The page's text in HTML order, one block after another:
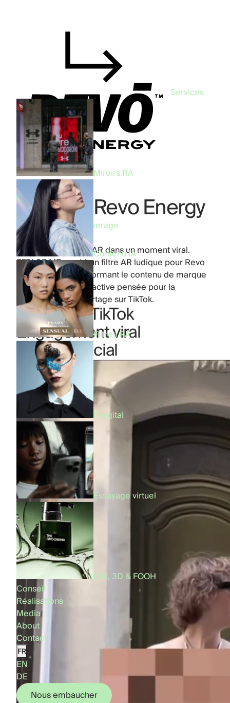
Services
Miroirs RA
Contenu IA
Filtres RA
Phygital
Essayage virtuel
CGI, 3D & FOOH
Conseil
Réalisations
Media
About
Contact
FR
EN
DE
Nous embaucher
Filtre AR Revo Energy
Industry: Food & Beverage
Product:Filtres RA
Énergie, attitude et AR dans un moment viral.
FFFACE.ME a créé un filtre AR ludique pour Revo
Energy Drink, transformant le contenu de marque
en expérience interactive pensée pour la
découverte et le partage sur TikTok.
Activation TikTok
Engagement viral
Partage social